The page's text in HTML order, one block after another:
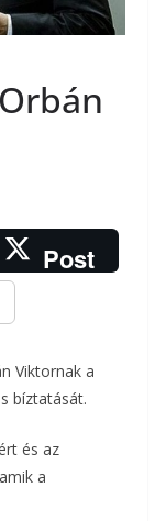
Post
Viktornak a
bíztatását.
és az
a